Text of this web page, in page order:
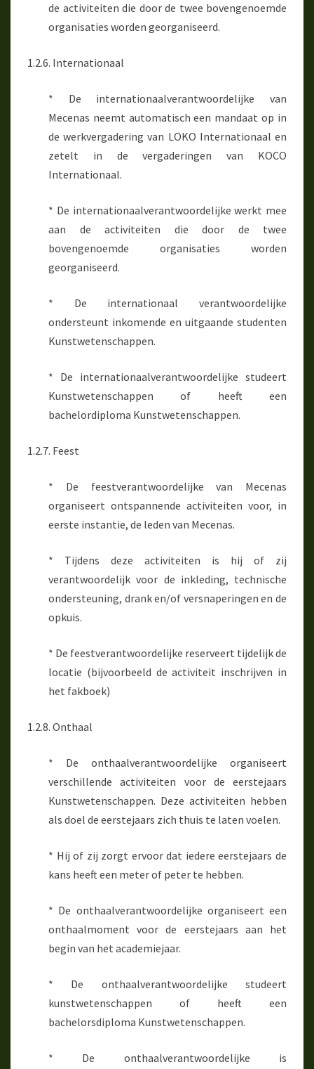
de activiteiten die door de twee bovengenoemde
organisaties worden georganiseerd.
1.2.6. Internationaal
* De internationaalverantwoordelijke van
Mecenas neemt automatisch een mandaat op in
de werkvergadering van LOKO Internationaal en
zetelt in de vergaderingen van KOCO
Internationaal.
* De internationaalverantwoordelijke werkt mee
aan de activiteiten die door de twee
bovengenoemde organisaties worden
georganiseerd.
* De internationaal verantwoordelijke
ondersteunt inkomende en uitgaande studenten
Kunstwetenschappen.
* De internationaalverantwoordelijke studeert
Kunstwetenschappen of heeft een
bachelordiploma Kunstwetenschappen.
1.2.7. Feest
* De feestverantwoordelijke van Mecenas
organiseert ontspannende activiteiten voor, in
eerste instantie, de leden van Mecenas.
* Tijdens deze activiteiten is hij of zij
verantwoordelijk voor de inkleding, technische
ondersteuning, drank en/of versnaperingen en de
opkuis.
* De feestverantwoordelijke reserveert tijdelijk de
locatie (bijvoorbeeld de activiteit inschrijven in
het fakboek)
1.2.8. Onthaal
* De onthaalverantwoordelijke organiseert
verschillende activiteiten voor de eerstejaars
Kunstwetenschappen. Deze activiteiten hebben
als doel de eerstejaars zich thuis te laten voelen.
* Hij of zij zorgt ervoor dat iedere eerstejaars de
kans heeft een meter of peter te hebben.
* De onthaalverantwoordelijke organiseert een
onthaalmoment voor de eerstejaars aan het
begin van het academiejaar.
* De onthaalverantwoordelijke studeert
kunstwetenschappen of heeft een
bachelorsdiploma Kunstwetenschappen.
* De onthaalverantwoordelijke is